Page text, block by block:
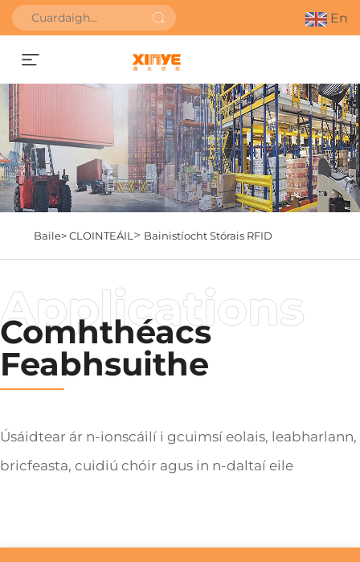
En
Faigh Uathbhreithniú
Baile>CLOINTEÁIL > Bainistíocht Stórais RFID
Comhthéacs
Feabhsuithe
Úsáidtear ár n-ionscáilí i gcuimsí eolais, leabharlann,
bricfeasta, cuidiú chóir agus in n-daltaí eile